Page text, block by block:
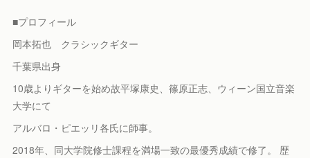
■プロフィール
岡本拓也 クラシックギター
千葉県出身
10歳よりギターを始め故平塚康史、篠原正志、ウィーン国立音楽
大学にて
アルバロ・ピエッリ各氏に師事。
2018年、同大学院修士課程を満場一致の最優秀成績で修了。 歴